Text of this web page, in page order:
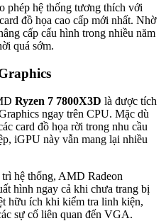
phép hệ thống tương thích với
đồ họa cao cấp mới nhất. Nhờ
cấp cấu hình trong nhiều năm
quá sớm.
Ryzen 7 7800X3D là được tích
ngay trên CPU. Mặc dù
card đồ họa rời trong nhu cầu
iGPU này vẫn mang lại nhiều
hệ thống, AMD Radeon
hình ngay cả khi chưa trang bị
hữu ích khi kiểm tra linh kiện,
sự cố liên quan đến VGA.